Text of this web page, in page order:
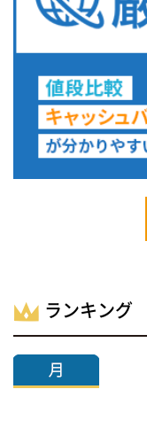
ランキング